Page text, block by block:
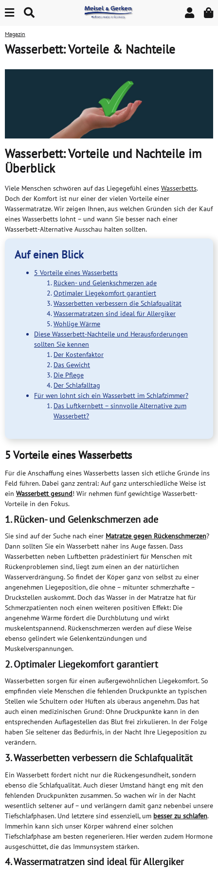
Magazin
Wasserbett: Vorteile & Nachteile
Wasserbett: Vorteile und Nachteile im
Überblick
Viele Menschen schwören auf das Liegegefühl eines Wasserbetts.
Doch der Komfort ist nur einer der vielen Vorteile einer
Wassermatratze. Wir zeigen Ihnen, aus welchen Gründen sich der Kauf
eines Wasserbetts lohnt – und wann Sie besser nach einer
Wasserbett-Alternative Ausschau halten sollten.
Auf einen Blick
5 Vorteile eines Wasserbetts
Rücken- und Gelenkschmerzen ade
Optimaler Liegekomfort garantiert
Wasserbetten verbessern die Schlafqualität
Wassermatratzen sind ideal für Allergiker
Wohlige Wärme
Diese Wasserbett-Nachteile und Herausforderungen
sollten Sie kennen
Der Kostenfaktor
Das Gewicht
Die Pflege
Der Schlafalltag
Für wen lohnt sich ein Wasserbett im Schlafzimmer?
Das Luftkernbett – sinnvolle Alternative zum
Wasserbett?
5 Vorteile eines Wasserbetts
Für die Anschaffung eines Wasserbetts lassen sich etliche Gründe ins
Feld führen. Dabei ganz zentral: Auf ganz unterschiedliche Weise ist
ein Wasserbett gesund! Wir nehmen fünf gewichtige Wasserbett-
Vorteile in den Fokus.
1. Rücken- und Gelenkschmerzen ade
Sie sind auf der Suche nach einer Matratze gegen Rückenschmerzen?
Dann sollten Sie ein Wasserbett näher ins Auge fassen. Dass
Wasserbetten neben Luftbetten prädestiniert für Menschen mit
Rückenproblemen sind, liegt zum einen an der natürlichen
Wasserverdrängung. So findet der Köper ganz von selbst zu einer
angenehmen Liegeposition, die ohne – mitunter schmerzhafte –
Druckstellen auskommt. Doch das Wasser in der Matratze hat für
Schmerzpatienten noch einen weiteren positiven Effekt: Die
angenehme Wärme fördert die Durchblutung und wirkt
muskelentspannend. Rückenschmerzen werden auf diese Weise
ebenso gelindert wie Gelenkentzündungen und
Muskelverspannungen.
2. Optimaler Liegekomfort garantiert
Wasserbetten sorgen für einen außergewöhnlichen Liegekomfort. So
empfinden viele Menschen die fehlenden Druckpunkte an typischen
Stellen wie Schultern oder Hüften als überaus angenehm. Das hat
auch einen medizinischen Grund: Ohne Druckpunkte kann in den
entsprechenden Auflagestellen das Blut frei zirkulieren. In der Folge
haben Sie seltener das Bedürfnis, in der Nacht Ihre Liegeposition zu
verändern.
3. Wasserbetten verbessern die Schlafqualität
Ein Wasserbett fördert nicht nur die Rückengesundheit, sondern
ebenso die Schlafqualität. Auch dieser Umstand hängt eng mit den
fehlenden Druckpunkten zusammen. So wachen wir in der Nacht
wesentlich seltener auf – und verlängern damit ganz nebenbei unsere
Tiefschlafphasen. Und letztere sind essenziell, um besser zu schlafen.
Immerhin kann sich unser Körper während einer solchen
Tiefschlafphase am besten regenerieren. Hier werden zudem Hormone
ausgeschüttet, die das Immunsystem stärken.
4. Wassermatratzen sind ideal für Allergiker